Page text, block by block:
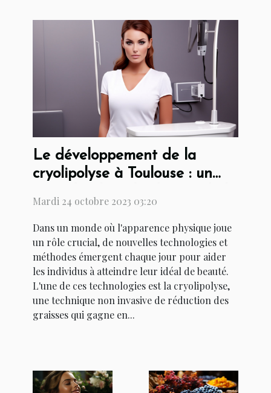
Le développement de la
cryolipolyse à Toulouse : un
beauté
Mardi 24 octobre 2023 03:20
Dans un monde où l'apparence physique joue
un rôle crucial, de nouvelles technologies et
méthodes émergent chaque jour pour aider
les individus à atteindre leur idéal de beauté.
L'une de ces technologies est la cryolipolyse,
une technique non invasive de réduction des
graisses qui gagne en...